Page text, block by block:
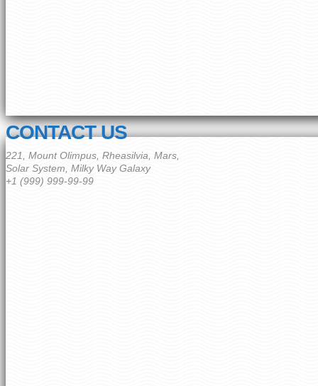
CONTACT US
221, Mount Olimpus, Rheasilvia, Mars,
Solar System, Milky Way Galaxy
+1 (999) 999-99-99